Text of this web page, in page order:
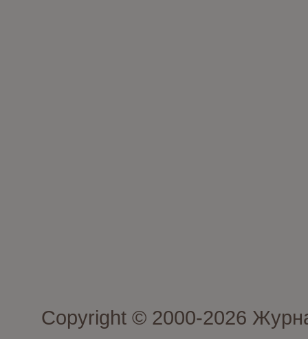
Copyright © 2000-2026